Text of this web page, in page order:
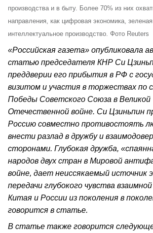
производства и в быту. Более 70% из них
направления, как цифровая экономика, зеленая
интеллектуальное производство. Фото Reuters
«Российская газета» опубликовала
статью председателя КНР Си
преддверии его прибытия в РФ с
визитом и участия в торжествах по
Победы Советского Союза в Великой
Отечественной войне. Си Цзиньпин
Россию совместно противостоять
внести разлад в дружбу и
сторонами. Глубокая дружба,
народов двух стран в Мировой
войне, дает неиссякаемый источник
передачи глубокого чувства
Китая и России из поколения в
говорится в статье.
В статье также говорится